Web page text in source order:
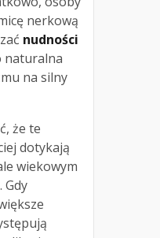
nerkową
nudności
naturalna
na silny
że te
dotykają
wiekowym
. Gdy